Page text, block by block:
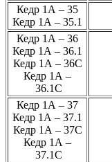
Кедр 1А – 35
Кедр 1А – 35.1
Кедр 1А – 36
Кедр 1А – 36.1
Кедр 1А – 36С
Кедр 1А –
36.1С
Кедр 1А – 37
Кедр 1А – 37.1
Кедр 1А – 37С
Кедр 1А –
37.1С